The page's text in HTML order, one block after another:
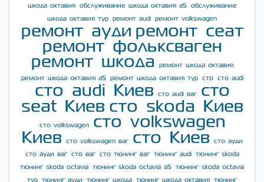
шкода октавия
обслуживание шкода октавия а5
обслуживание
шкода октавия тур
ремонт audi ремонт volkswagen
ремонт ауди ремонт сеат
ремонт фольксваген
ремонт шкода
ремонт шкода октавия
ремонт шкода октавия а5
ремонт шкода октавия тур сто сто audi
сто audi Киев сто audi ваг
сто
seat Киев сто skoda Киев
сто volkswagen
сто volkswagen
Киев
сто volkswagen ваг сто Киев
сто ауди
сто ауди ваг
сто ваг сто тюнинг ваг тюнинг audi
тюнинг skoda
тюнинг skoda octavia
тюнинг skoda octavia a5
тюнинг skoda octavia
тур
тюнинг ауди тюнинг шкода тюнинг шкода октавия тюнинг